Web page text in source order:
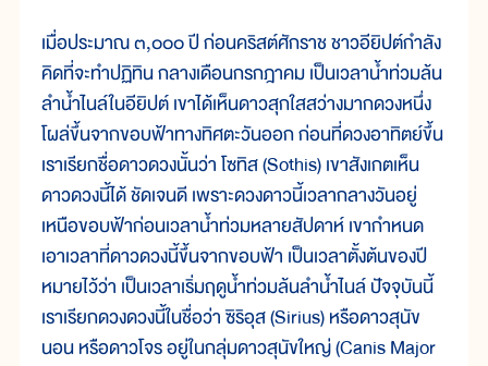
เมื่อประมาณ ๓,๐๐๐ ปี ก่อนคริสต์ศักราช ชาวอียิปต์กำลัง
คิดที่จะทำปฏิทิน กลางเดือนกรกฎาคม เป็นเวลาน้ำท่วมล้น
ลำน้ำไนล์ในอียิปต์ เขาได้เห็นดาวสุกใสสว่างมากดวงหนึ่ง
โผล่ขึ้นจากขอบฟ้าทางทิศตะวันออก ก่อนที่ดวงอาทิตย์ขึ้น
เราเรียกชื่อดาวดวงนั้นว่า โซทิส (Sothis) เขาสังเกตเห็น
ดาวดวงนี้ได้ ชัดเจนดี เพราะดวงดาวนี้เวลากลางวันอยู่
เหนือขอบฟ้าก่อนเวลาน้ำท่วมหลายสัปดาห์ เขากำหนด
เอาเวลาที่ดาวดวงนี้ขึ้นจากขอบฟ้า เป็นเวลาตั้งต้นของปี
หมายไว้ว่า เป็นเวลาเริ่มฤดูน้ำท่วมล้นลำน้ำไนล์ ปัจจุบันนี้
เราเรียกดวงดวงนี้ในชื่อว่า ซิริอุส (Sirius) หรือดาวสุนัข
นอน หรือดาวโจร อยู่ในกลุ่มดาวสุนัขใหญ่ (Canis Major